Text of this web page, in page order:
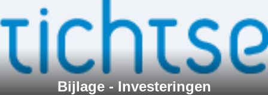
Bijlage - Investeringen